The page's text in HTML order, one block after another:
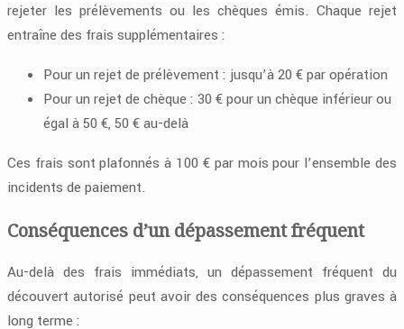
rejeter les prélèvements ou les chèques émis. Chaque rejet
entraîne des frais supplémentaires :
Pour un rejet de prélèvement : jusqu’à 20 € par opération
Pour un rejet de chèque : 30 € pour un chèque inférieur ou
égal à 50 €, 50 € au-delà
Ces frais sont plafonnés à 100 € par mois pour l’ensemble des
incidents de paiement.
Conséquences d’un dépassement fréquent
Au-delà des frais immédiats, un dépassement fréquent du
découvert autorisé peut avoir des conséquences plus graves à
long terme :